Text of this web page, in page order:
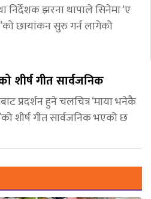
निर्देशक झरना थापाले सिनेमा ‘ए
छायांकन सुरु गर्न लागेको
शीर्ष गीत सार्वजनिक
प्रदर्शन हुने चलचित्र ‘माया भनेकै
शीर्ष गीत सार्वजनिक भएको छ